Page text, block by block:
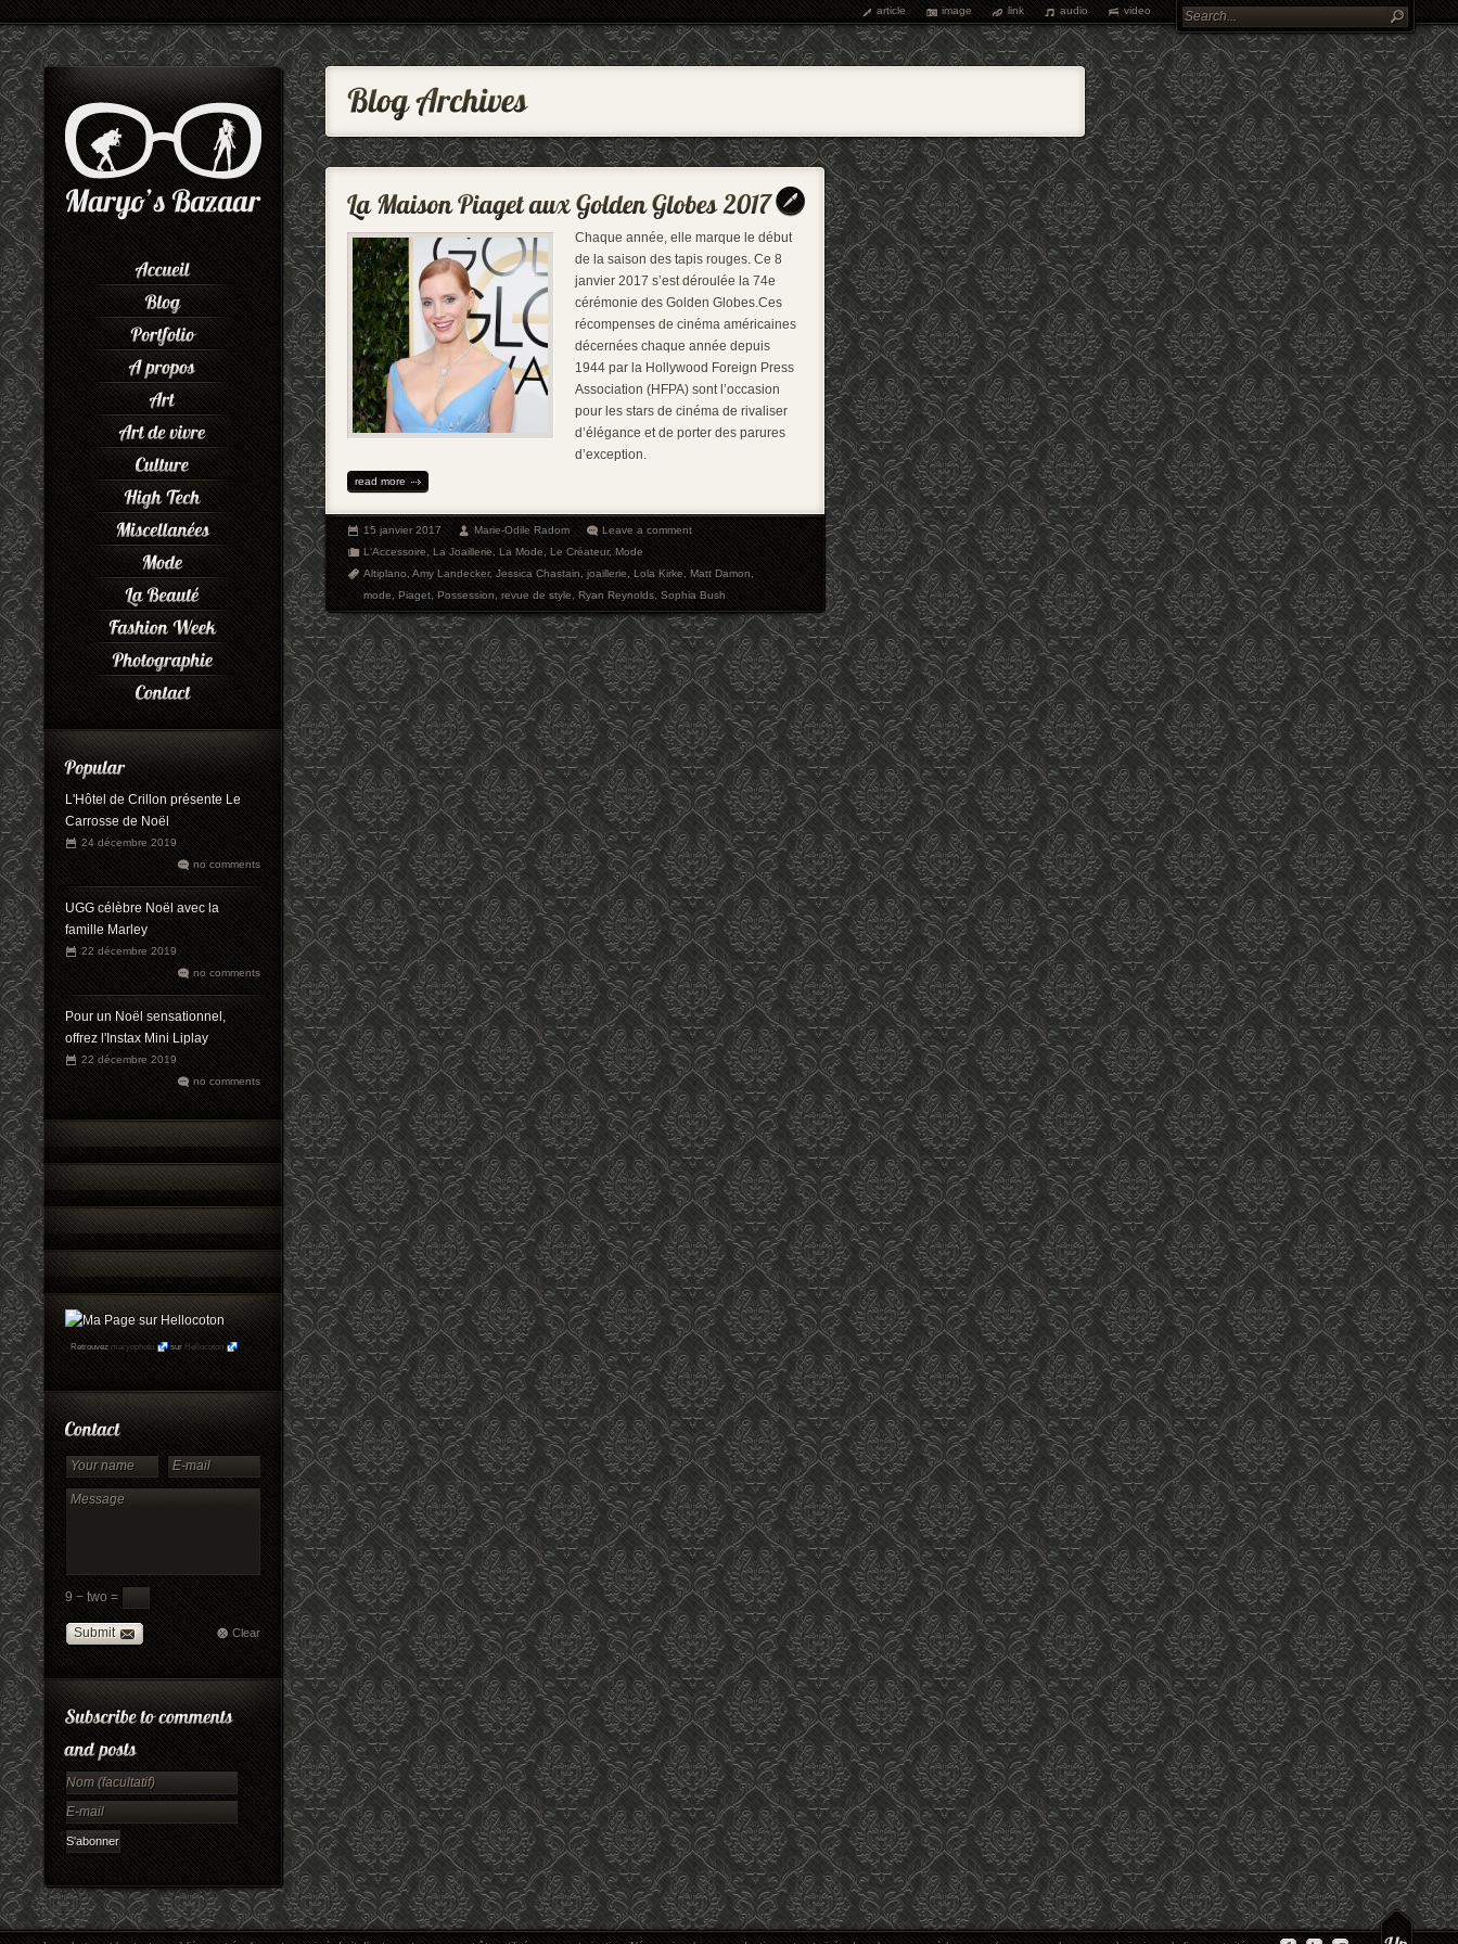
article image link audio video
L'Hôtel de Crillon présente Le
Carrosse de Noël
24 décembre 2019
no comments
UGG célèbre Noël avec la
famille Marley
22 décembre 2019
no comments
Pour un Noël sensationnel,
offrez l'Instax Mini Liplay
22 décembre 2019
no comments
Retrouvez maryophoto sur Hellocoton
9 − two =
Submit Clear
Chaque année, elle marque le début
de la saison des tapis rouges. Ce 8
janvier 2017 s’est déroulée la 74e
cérémonie des Golden Globes.Ces
récompenses de cinéma américaines
décernées chaque année depuis
1944 par la Hollywood Foreign Press
Association (HFPA) sont l’occasion
pour les stars de cinéma de rivaliser
d’élégance et de porter des parures
d’exception.
read more
15 janvier 2017 Marie-Odile Radom
Leave a comment
L'Accessoire,La Joaillerie,La Mode,Le Créateur,Mode
Altiplano,Amy Landecker,Jessica Chastain,joaillerie,Lola Kirke,Matt Damon,
mode,Piaget,Possession,revue de style,Ryan Reynolds,Sophia Bush